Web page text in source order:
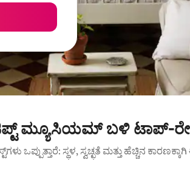
ಮ್ಯೂಸಿಯಮ್ ಬಳಿ ಟಾಪ್-
ಒಪ್ಪುತ್ತಾರೆ: ಸ್ಥಳ, ಸ್ವಚ್ಛತೆ ಮತ್ತು ಹೆಚ್ಚಿನ